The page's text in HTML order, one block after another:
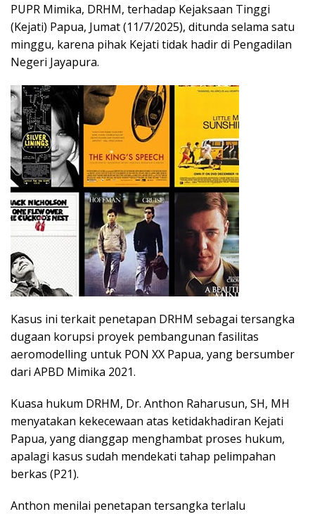
PUPR Mimika, DRHM, terhadap Kejaksaan Tinggi
(Kejati) Papua, Jumat (11/7/2025), ditunda selama satu
minggu, karena pihak Kejati tidak hadir di Pengadilan
Negeri Jayapura.
Kasus ini terkait penetapan DRHM sebagai tersangka
dugaan korupsi proyek pembangunan fasilitas
aeromodelling untuk PON XX Papua, yang bersumber
dari APBD Mimika 2021.
Kuasa hukum DRHM, Dr. Anthon Raharusun, SH, MH
menyatakan kekecewaan atas ketidakhadiran Kejati
Papua, yang dianggap menghambat proses hukum,
apalagi kasus sudah mendekati tahap pelimpahan
berkas (P21).
Anthon menilai penetapan tersangka terlalu